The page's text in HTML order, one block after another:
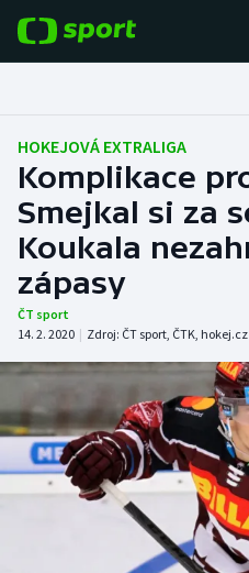
Fotbal
Hokej
Tenis
Atletika
DALŠÍ SPORTY
Americký fotbal
Baseball a softbal
NEPŘEHLÉDNĚTE
Soutěže
Historické návraty
HOKEJOVÁ EXTRALIGA
Komplikace
Smejkal si za
Koukala
zápasy
ČT sport
14. 2. 2020 | Zdroj: ČT sport, ČTK, hokej.cz